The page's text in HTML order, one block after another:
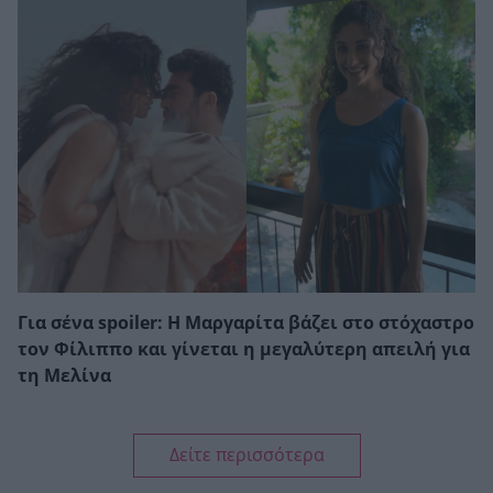
Για σένα spoiler: Η Μαργαρίτα βάζει στο στόχαστρο
τον Φίλιππο και γίνεται η μεγαλύτερη απειλή για
τη Μελίνα
Δείτε περισσότερα